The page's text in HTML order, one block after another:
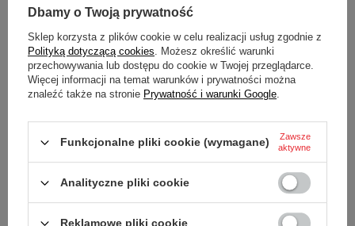
oryginalnym mocowaniem fotelaADV-SCX/SCX H SPARCO
Akcesoria samochodowe Fotele samochodowe
Dbamy o Twoją prywatność
Sklep korzysta z plików cookie w celu realizacji usług zgodnie z
Polityką dotyczącą cookies. Możesz określić warunki
przechowywania lub dostępu do cookie w Twojej przeglądarce.
Więcej informacji na temat warunków i prywatności można
znaleźć także na stronie Prywatność i warunki Google.
Funkcjonalne pliki cookie (wymagane)
Zawsze
aktywne
Analityczne pliki cookie
Reklamowe pliki cookie